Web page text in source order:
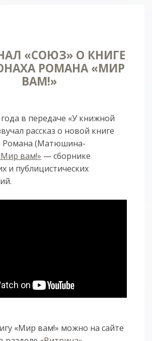
«СОЮЗ» О КНИГЕ
РОМАНА «МИР
ВАМ!»
в передаче «У книжной
рассказ о новой книге
Романа (Матюшина-
вам!» — сборнике
и публицистических
«Мир вам!» можно на сайте